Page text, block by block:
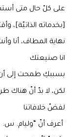
على كلّ حال متى
[بخدماته الذاتيّة]،
نهاية المطاف، أنا
انا صنيعتك
بسببكِ طمحت إلى
لكن، لا بدّ أنّ هناك
لفضّ خلافاتنا
أعرف أنّ “وليام.